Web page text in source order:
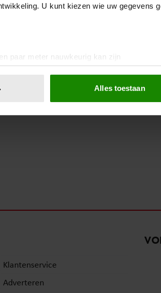
U kunt kiezen wie uw gegevens
paar meter nauwkeurig kan zijn
eigenschappen (fingerprinting)
functies voor social media te bieden en
Alles toestaan
Klantenservice
Adverteren